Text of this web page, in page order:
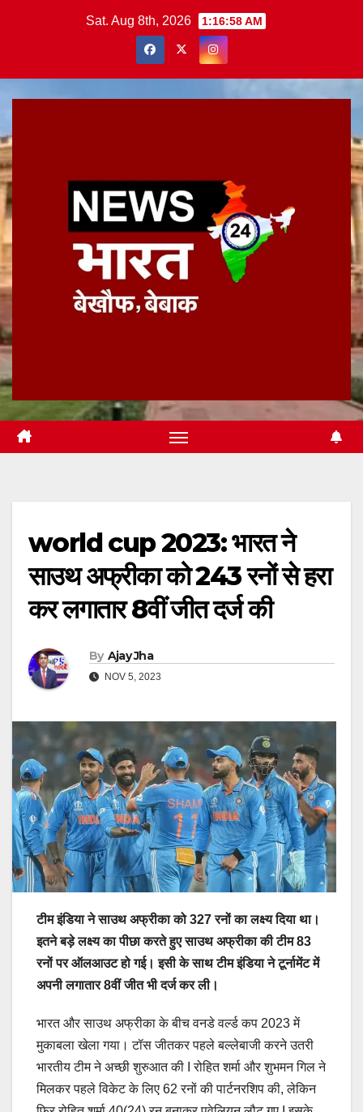
Sat. Aug 8th, 2026 1:16:58 AM
world cup 2023: भारत ने
साउथ अफ्रीका को 243 रनों से हरा
कर लगातार 8वीं जीत दर्ज की
By Ajay Jha
NOV 5, 2023
टीम इंडिया ने साउथ अफ्रीका को 327 रनों का लक्ष्य दिया था।
इतने बड़े लक्ष्य का पीछा करते हुए साउथ अफ्रीका की टीम 83
रनों पर ऑलआउट हो गई। इसी के साथ टीम इंडिया ने टूर्नामेंट में
अपनी लगातार 8वीं जीत भी दर्ज कर ली।
भारत और साउथ अफ्रीका के बीच वनडे वर्ल्ड कप 2023 में
मुकाबला खेला गया। टॉस जीतकर पहले बल्लेबाजी करने उतरी
भारतीय टीम ने अच्छी शुरुआत की I रोहित शर्मा और शुभमन गिल ने
मिलकर पहले विकेट के लिए 62 रनों की पार्टनरशिप की, लेकिन